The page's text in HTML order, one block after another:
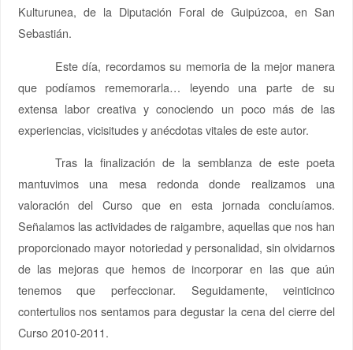
Kulturunea, de la Diputación Foral de Guipúzcoa, en San
Sebastián.
Este día, recordamos su memoria de la mejor manera
que podíamos rememorarla… leyendo una parte de su
extensa labor creativa y conociendo un poco más de las
experiencias, vicisitudes y anécdotas vitales de este autor.
Tras la finalización de la semblanza de este poeta
mantuvimos una mesa redonda donde realizamos una
valoración del Curso que en esta jornada concluíamos.
Señalamos las actividades de raigambre, aquellas que nos han
proporcionado mayor notoriedad y personalidad, sin olvidarnos
de las mejoras que hemos de incorporar en las que aún
tenemos que perfeccionar. Seguidamente, veinticinco
contertulios nos sentamos para degustar la cena del cierre del
Curso 2010-2011.